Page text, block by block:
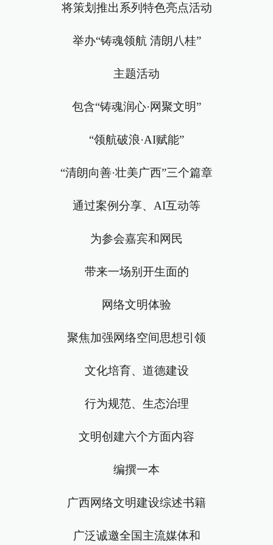
将策划推出系列特色亮点活动
举办“铸魂领航 清朗八桂”
主题活动
包含“铸魂润心·网聚文明”
“领航破浪·AI赋能”
“清朗向善·壮美广西”三个篇章
通过案例分享、AI互动等
为参会嘉宾和网民
带来一场别开生面的
网络文明体验
聚焦加强网络空间思想引领
文化培育、道德建设
行为规范、生态治理
文明创建六个方面内容
编撰一本
广西网络文明建设综述书籍
广泛诚邀全国主流媒体和